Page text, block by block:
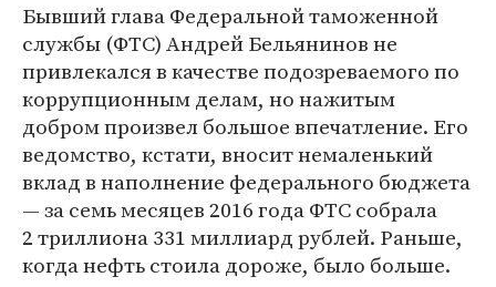
Бывший глава Федеральной таможенной
службы (ФТС) Андрей Бельянинов не
привлекался в качестве подозреваемого по
коррупционным делам, но нажитым
добром произвел большое впечатление. Его
ведомство, кстати, вносит немаленький
вклад в наполнение федерального бюджета
— за семь месяцев 2016 года ФТС собрала
2 триллиона 331 миллиард рублей. Раньше,
когда нефть стоила дороже, было больше.